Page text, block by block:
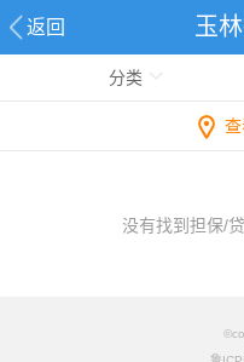
返回 玉
分类
没有找到担保/